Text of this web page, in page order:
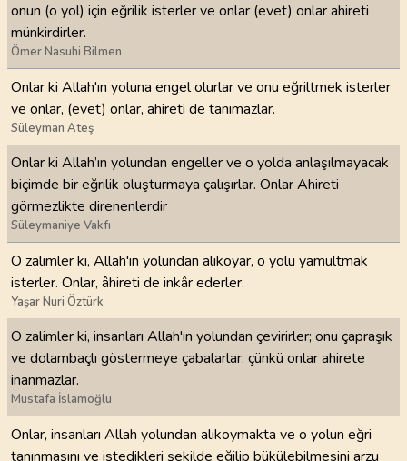
onun (o yol) için eğrilik isterler ve onlar (evet) onlar ahireti
münkirdirler.
Ömer Nasuhi Bilmen
Onlar ki Allah'ın yoluna engel olurlar ve onu eğriltmek isterler
ve onlar, (evet) onlar, ahireti de tanımazlar.
Süleyman Ateş
Onlar ki Allah’ın yolundan engeller ve o yolda anlaşılmayacak
biçimde bir eğrilik oluşturmaya çalışırlar. Onlar Ahireti
görmezlikte direnenlerdir
Süleymaniye Vakfı
O zalimler ki, Allah'ın yolundan alıkoyar, o yolu yamultmak
isterler. Onlar, âhireti de inkâr ederler.
Yaşar Nuri Öztürk
O zalimler ki, insanları Allah'ın yolundan çevirirler; onu çapraşık
ve dolambaçlı göstermeye çabalarlar: çünkü onlar ahirete
inanmazlar.
Mustafa İslamoğlu
Onlar, insanları Allah yolundan alıkoymakta ve o yolun eğri
tanınmasını ve istedikleri şekilde eğilip bükülebilmesini arzu